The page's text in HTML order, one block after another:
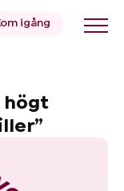
igång
högt